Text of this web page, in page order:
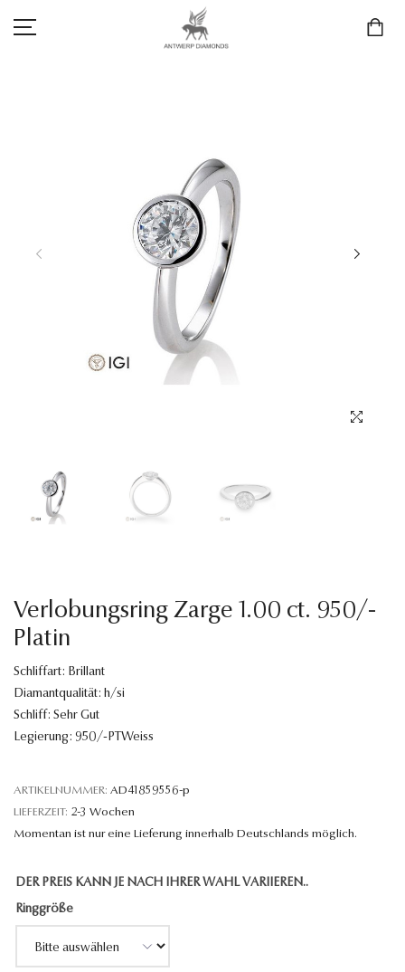
ANTWERP DIAMONDS LUXURY COLLECTION
3D TRAURINGKONFIGURATION
Verlobungsring Zarge 1.00 ct. 950/-
Platin
Schliffart: Brillant
Diamantqualität: h/si
Schliff: Sehr Gut
Legierung: 950/-PTWeiss
ARTIKELNUMMER: AD41859556-p
LIEFERZEIT: 2-3 Wochen
Momentan ist nur eine Lieferung innerhalb Deutschlands möglich.
DER PREIS KANN JE NACH IHRER WAHL VARIIEREN..
Ringgröße